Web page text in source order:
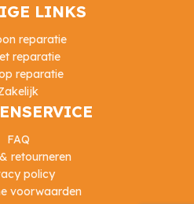
LINKS
reparatie
reparatie
reparatie
FAQ
retourneren
policy
voorwaarden